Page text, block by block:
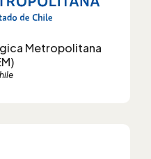
Metropolitana